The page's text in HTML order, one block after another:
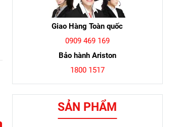
Giao Hàng Toàn quốc
0909 469 169
Bảo hành Ariston
1800 1517
SẢN PHẨM